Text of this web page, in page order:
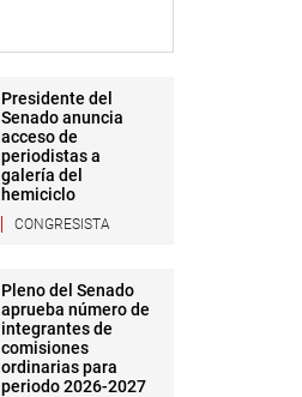
Presidente del
Senado anuncia
acceso de
periodistas a
galería del
hemiciclo
CONGRESISTA
Pleno del Senado
aprueba número de
integrantes de
comisiones
ordinarias para
periodo 2026-2027